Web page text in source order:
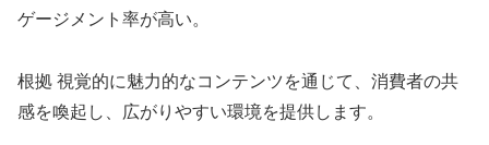
ゲージメント率が高い。
根拠 視覚的に魅力的なコンテンツを通じて、消費者の共
感を喚起し、広がりやすい環境を提供します。